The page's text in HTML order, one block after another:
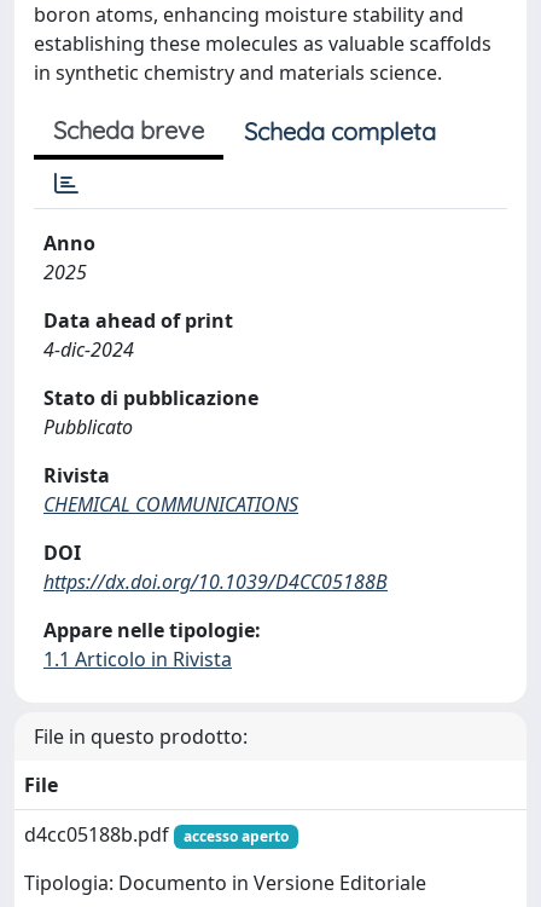
boron atoms, enhancing moisture stability and
establishing these molecules as valuable scaffolds
in synthetic chemistry and materials science.
Scheda breve Scheda completa
Anno
2025
Data ahead of print
4-dic-2024
Stato di pubblicazione
Pubblicato
Rivista
CHEMICAL COMMUNICATIONS
DOI
https://dx.doi.org/10.1039/D4CC05188B
Appare nelle tipologie:
1.1 Articolo in Rivista
File in questo prodotto:
File
d4cc05188b.pdf
accesso aperto
Tipologia: Documento in Versione Editoriale